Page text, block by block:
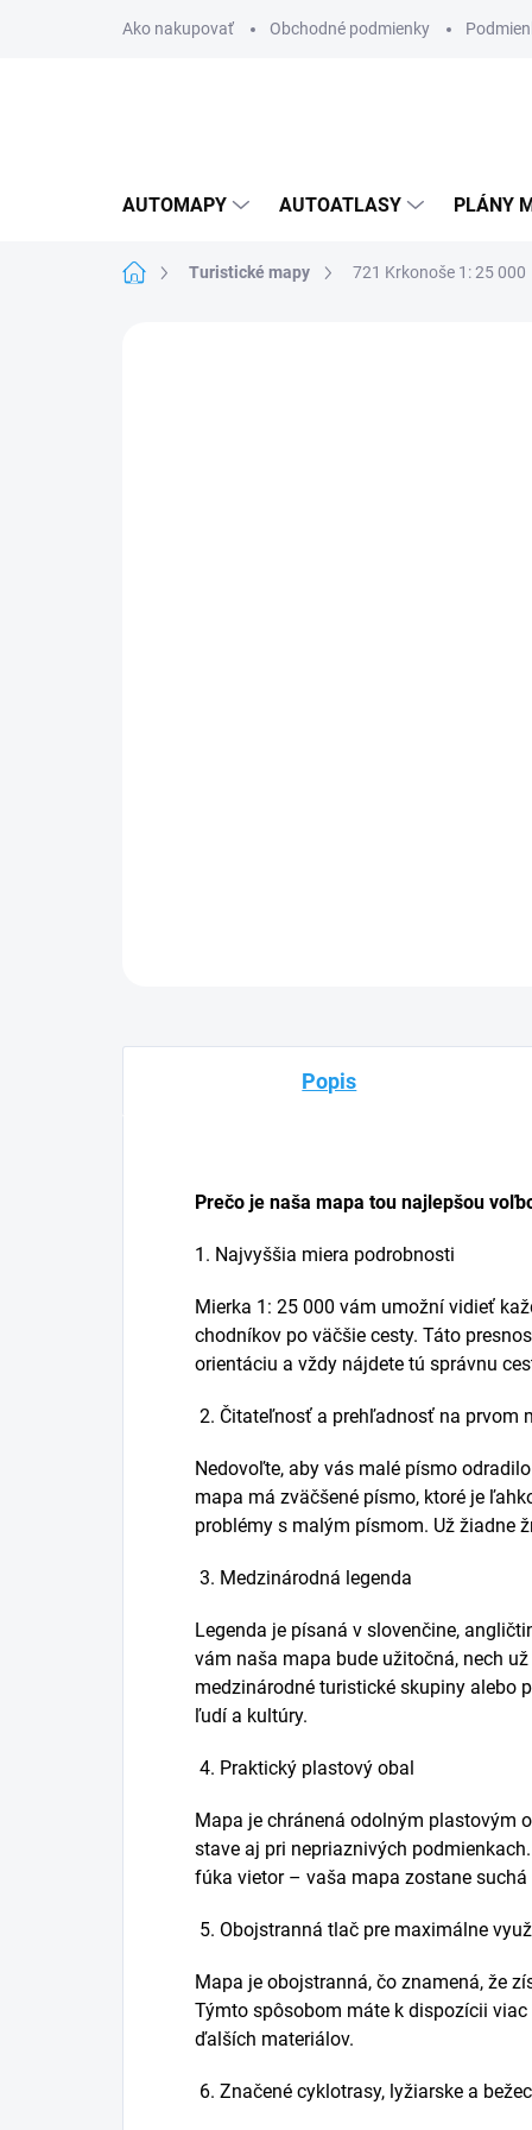
Ako nakupovať Obchodné podmienky
AUTOMAPY AUTOATLASY PLÁNY
DomovTuristické mapy 721 Krkonoše 1: 25 000
Popis
Prečo je naša mapa tou najlepšou
1. Najvyššia miera podrobnosti
Mierka 1: 25 000 vám umožní vidieť
chodníkov po väčšie cesty. Táto
orientáciu a vždy nájdete tú správnu
2. Čitateľnosť a prehľadnosť na prvom
Nedovoľte, aby vás malé písmo
mapa má zväčšené písmo, ktoré je
problémy s malým písmom. Už žiadne
3. Medzinárodná legenda
Legenda je písaná v slovenčine,
vám naša mapa bude užitočná, nech
medzinárodné turistické skupiny alebo
ľudí a kultúry.
4. Praktický plastový obal
Mapa je chránená odolným plastovým
stave aj pri nepriaznivých
fúka vietor – vaša mapa zostane suchá
5. Obojstranná tlač pre maximálne
Mapa je obojstranná, čo znamená, že
Týmto spôsobom máte k dispozícii
ďalších materiálov.
6. Značené cyklotrasy, lyžiarske a